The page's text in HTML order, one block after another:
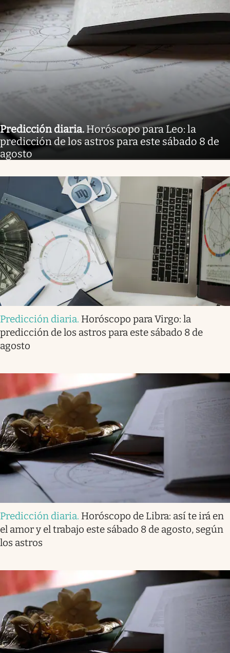
Predicción diaria. Horóscopo para Leo: la
predicción de los astros para este sábado 8 de
agosto
Predicción diaria. Horóscopo para Virgo: la
predicción de los astros para este sábado 8 de
agosto
Predicción diaria. Horóscopo de Libra: así te irá en
el amor y el trabajo este sábado 8 de agosto, según
los astros